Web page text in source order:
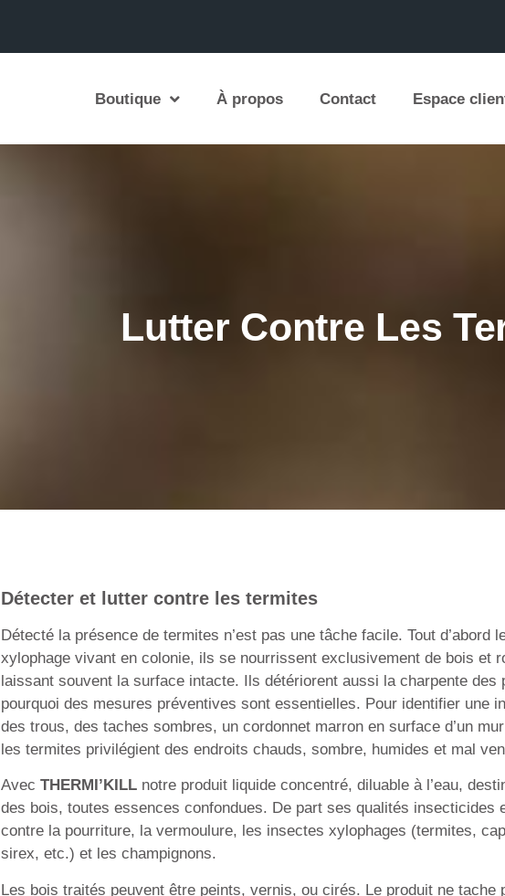
Boutique À propos Contact Espace
Lutter Contre Les
Détecter et lutter contre les termites
Détecté la présence de termites n’est pas une tâche facile. Tout d’abord
xylophage vivant en colonie, ils se nourrissent exclusivement de bois et
laissant souvent la surface intacte. Ils détériorent aussi la charpente
pourquoi des mesures préventives sont essentielles. Pour identifier une
des trous, des taches sombres, un cordonnet marron en surface d’un
les termites privilégient des endroits chauds, sombre, humides et mal
Avec THERMI’KILL notre produit liquide concentré, diluable à l’eau,
des bois, toutes essences confondues. De part ses qualités insecticides
contre la pourriture, la vermoulure, les insectes xylophages (termites,
sirex, etc.) et les champignons.
Les bois traités peuvent être peints, vernis, ou cirés. Le produit ne tache